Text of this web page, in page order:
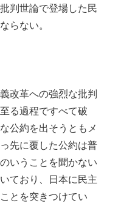
判世論で登場した民
らない。
改革への強烈な批判
る過程ですべて破
公約を出そうともメ
先に覆した公約は普
いうことを聞かない
ており、日本に民主
とを突きつけてい